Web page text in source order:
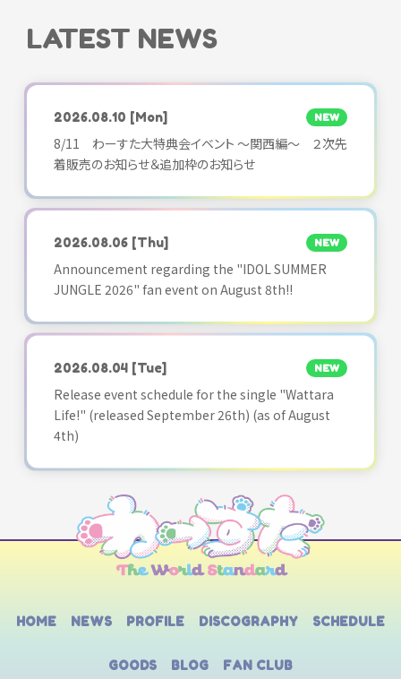
LATEST NEWS
2026.08.10 [Mon] NEW
8/11 わーすた大特典会イベント ～関西編～ ２次先
着販売のお知らせ＆追加枠のお知らせ
2026.08.06 [Thu] NEW
Announcement regarding the "IDOL SUMMER
JUNGLE 2026" fan event on August 8th!!
2026.08.04 [Tue] NEW
Release event schedule for the single "Wattara
Life!" (released September 26th) (as of August
4th)
HOME NEWS PROFILE DISCOGRAPHY SCHEDULE
GOODS BLOG FAN CLUB